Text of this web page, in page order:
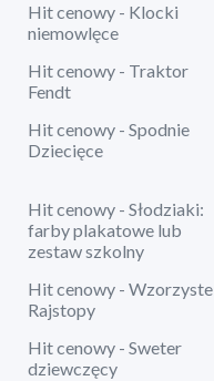
Hit cenowy - Klocki
niemowlęce
Hit cenowy - Traktor
Fendt
Hit cenowy - Spodnie
Dziecięce
Hit cenowy - Słodziaki:
farby plakatowe lub
zestaw szkolny
Hit cenowy - Wzorzyste
Rajstopy
Hit cenowy - Sweter
dziewczęcy